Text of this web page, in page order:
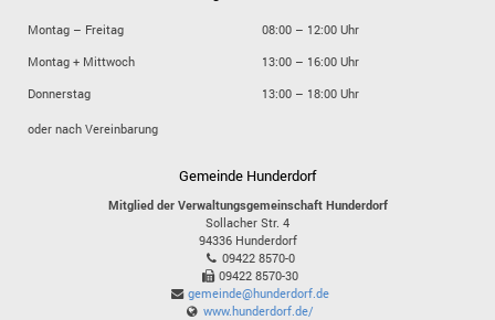
Montag – Freitag
08:00 – 12:00 Uhr
Montag + Mittwoch
13:00 – 16:00 Uhr
Donnerstag
13:00 – 18:00 Uhr
oder nach Vereinbarung
Gemeinde Hunderdorf
Mitglied der Verwaltungsgemeinschaft Hunderdorf
Sollacher Str. 4
94336 Hunderdorf
09422 8570-0
09422 8570-30
gemeinde@hunderdorf.de
www.hunderdorf.de/